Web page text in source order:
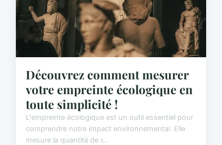
Découvrez comment mesurer
votre empreinte écologique en
toute simplicité !
L'empreinte écologique est un outil essentiel pour
comprendre notre impact environnemental. Elle
mesure la quantité de r...